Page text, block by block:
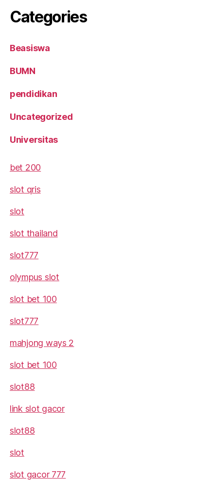
Categories
Beasiswa
BUMN
pendidikan
Uncategorized
Universitas
bet 200
slot qris
slot
slot thailand
slot777
olympus slot
slot bet 100
slot777
mahjong ways 2
slot bet 100
slot88
link slot gacor
slot88
slot
slot gacor 777